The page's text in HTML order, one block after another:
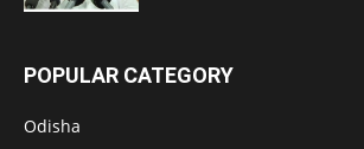
POPULAR CATEGORY
Odisha